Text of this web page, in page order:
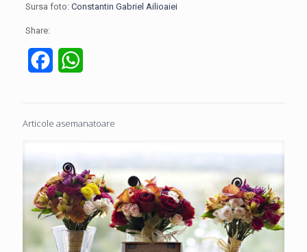
Sursa foto: Constantin Gabriel Ailioaiei
Share:
Facebook
Articole asemanatoare